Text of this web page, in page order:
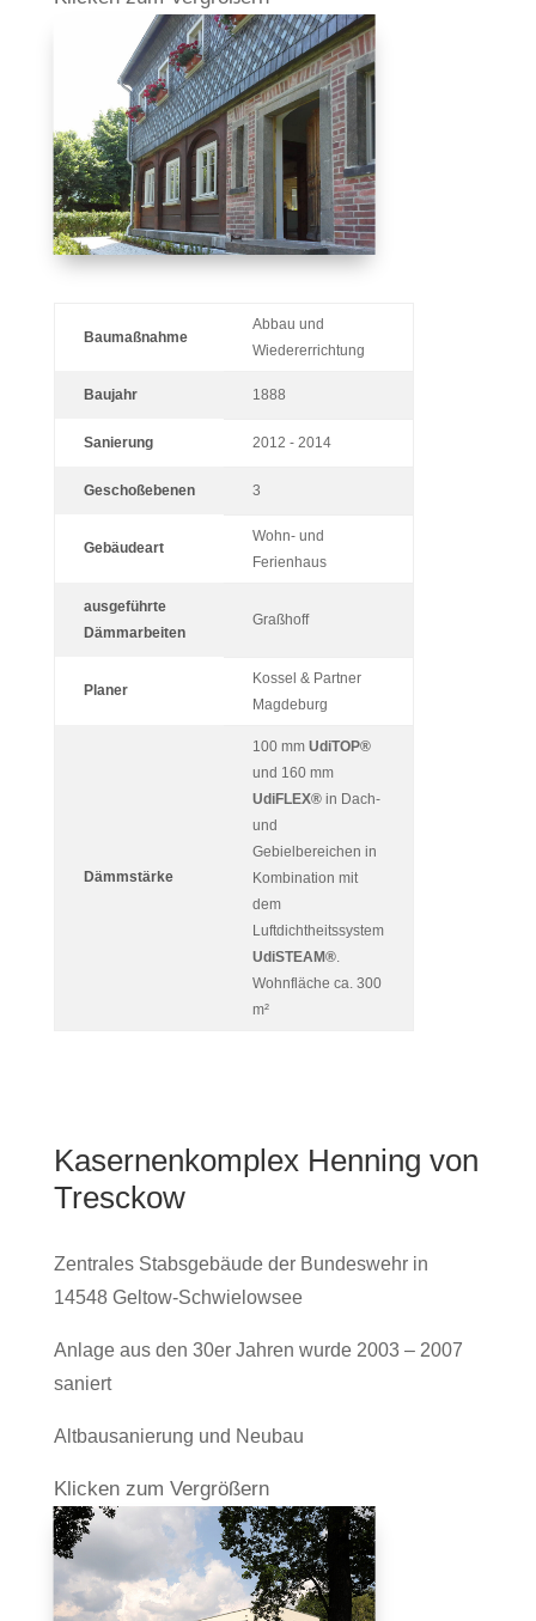
Baumaßnahme
Abbau und
Wiedererrichtung
Baujahr 1888
Sanierung 2012 - 2014
Geschoßebenen 3
Gebäudeart
Wohn- und
Ferienhaus
ausgeführte
Dämmarbeiten
Graßhoff
Planer
Kossel & Partner
Magdeburg
Dämmstärke
100 mm UdiTOP®
und 160 mm
UdiFLEX®in Dach-
und
Gebielbereichen in
Kombination mit
dem
Luftdichtheitssystem
UdiSTEAM®.
Wohnfläche ca. 300
m²
Kaser­nen­kom­plex Hen­ning von
Tresckow
Zen­trales Stabs­ge­bäude der Bun­des­wehr in
14548 Geltow-Schwielowsee
Anlage aus den 30er Jahren wurde 2003 – 2007
saniert
Alt­bau­sa­nie­rung und Neubau
Kli­cken zum Vergrößern